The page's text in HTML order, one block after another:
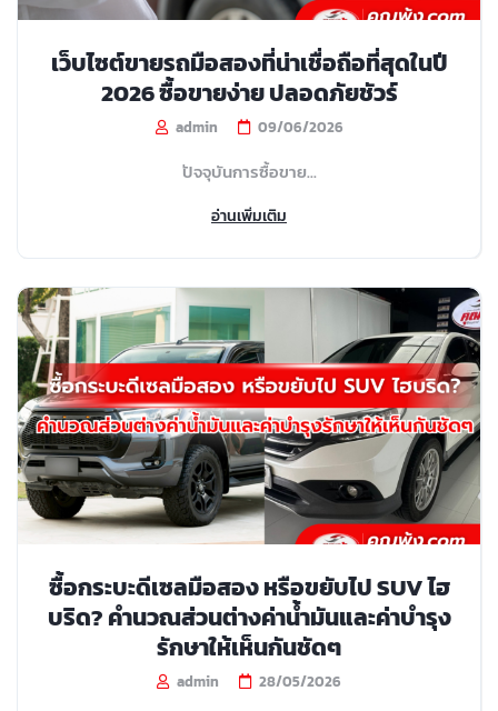
เว็บไซต์ขายรถมือสองที่น่าเชื่อถือที่สุดในปี
2026 ซื้อขายง่าย ปลอดภัยชัวร์
admin 09/06/2026
ปัจจุบันการซื้อขาย...
อ่านเพิ่มเติม
ซื้อกระบะดีเซลมือสอง หรือขยับไป SUV ไฮ
บริด? คำนวณส่วนต่างค่าน้ำมันและค่าบำรุง
รักษาให้เห็นกันชัดๆ
admin 28/05/2026